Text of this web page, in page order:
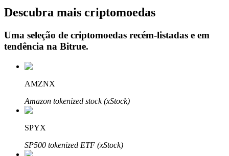
Investimento Automático
Obtenha lucro a longo prazo e interesses flexíveis
Descubra mais criptomoedas
Uma seleção de criptomoedas recém-listadas e em
tendência na Bitrue.
AMZNX
Amazon tokenized stock (xStock)
SPYX
SP500 tokenized ETF (xStock)